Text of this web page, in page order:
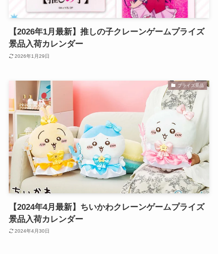
【2026年1月最新】推しの子クレーンゲームプライズ
景品入荷カレンダー
2026年1月29日
プライズ景品
【2024年4月最新】ちいかわクレーンゲームプライズ
景品入荷カレンダー
2024年4月30日